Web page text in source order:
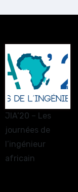
JIA’20 – Les
journées de
l’ingénieur
africain